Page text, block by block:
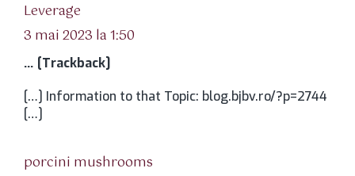
Leverage
3 mai 2023 la 1:50
… [Trackback]
[…] Information to that Topic: blog.bjbv.ro/?p=2744
[…]
porcini mushrooms